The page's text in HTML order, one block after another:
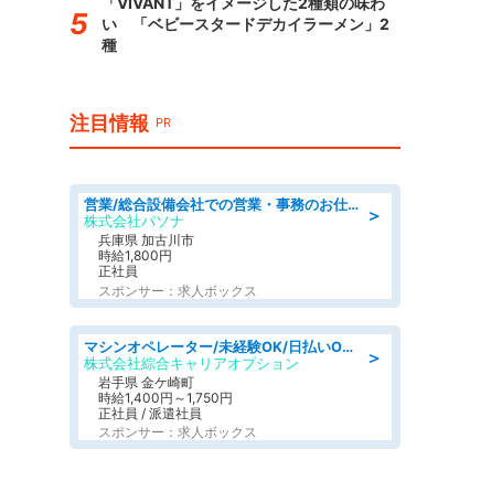
い 「ベビースタードデカイラーメン」2
種
注目情報 PR
＞
営業/総合設備会社での営業・事務のお仕事/即日勤務可/車通勤可/営業/営業事務
株式会社パソナ
兵庫県 加古川市
時給1,800円
正社員
スポンサー：求人ボックス
＞
マシンオペレーター/未経験OK/日払いOK/寮完備/交替制/20・30・40代活躍中
株式会社綜合キャリアオプション
岩手県 金ケ崎町
時給1,400円～1,750円
正社員 / 派遣社員
スポンサー：求人ボックス